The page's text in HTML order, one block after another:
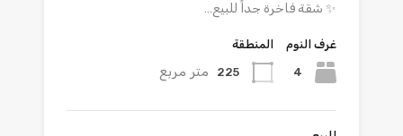
✨ شقة فاخرة جداً للبيع…
غرف النوم
4
المنطقة
225 متر مربع